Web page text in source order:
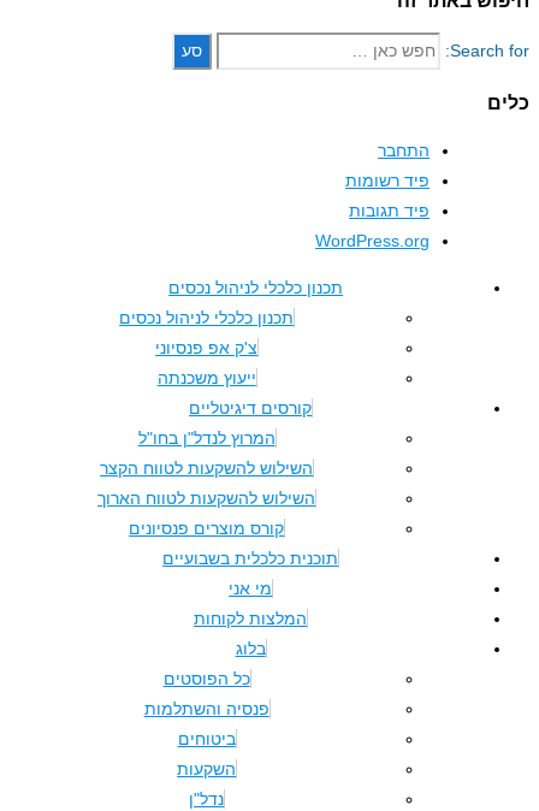
פיד רשומות
פיד תגובות
WordPress.org
תכנון כלכלי לניהול נכסים
תכנון כלכלי לניהול נכסים
צ'ק אפ פנסיוני
ייעוץ משכנתה
קורסים דיגיטליים
המרוץ לנדל"ן בחו"ל
השילוש להשקעות לטווח הקצר
השילוש להשקעות לטווח הארוך
קורס מוצרים פנסיונים
תוכנית כלכלית בשבועיים
המלצות לקוחות
כל הפוסטים
פנסיה והשתלמות